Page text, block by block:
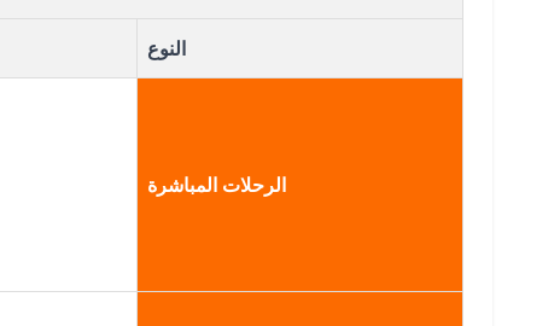
النوع
الرحلات المباشرة